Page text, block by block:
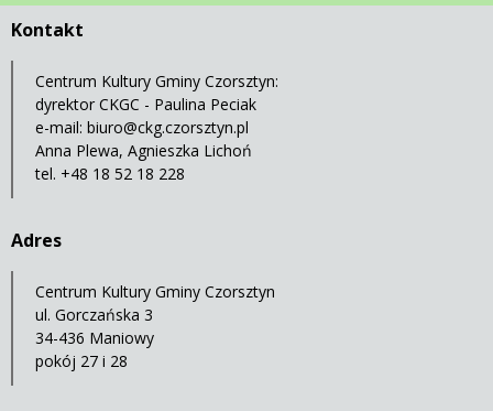
Kontakt
Centrum Kultury Gminy Czorsztyn:
dyrektor CKGC - Paulina Peciak
e-mail: biuro@ckg.czorsztyn.pl
Anna Plewa, Agnieszka Lichoń
tel. +48 18 52 18 228
Adres
Centrum Kultury Gminy Czorsztyn
ul. Gorczańska 3
34-436 Maniowy
pokój 27 i 28